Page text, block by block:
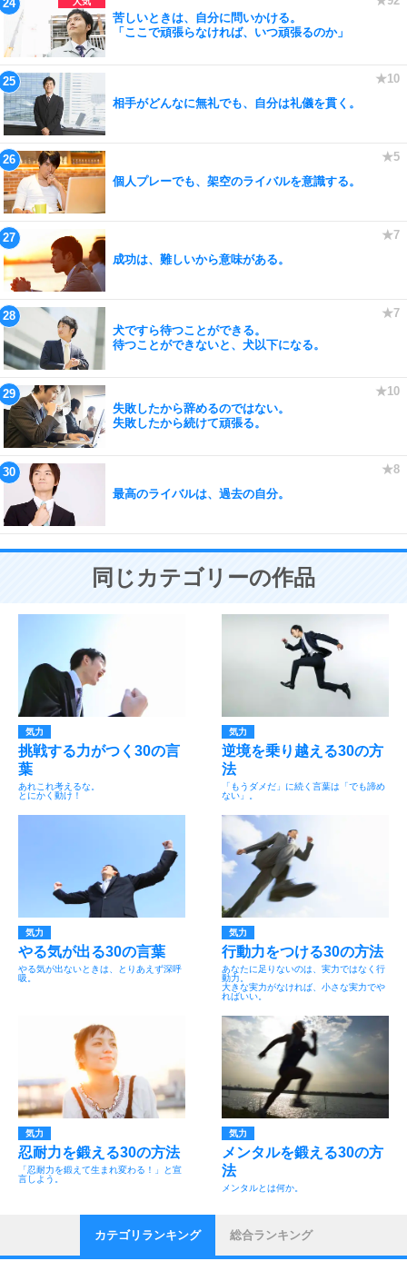
苦しいときは、自分に問いかける。
「ここで頑張らなければ、いつ頑張るのか」
相手がどんなに無礼でも、自分は礼儀を貫く。
個人プレーでも、架空のライバルを意識する。
成功は、難しいから意味がある。
犬ですら待つことができる。
待つことができないと、犬以下になる。
失敗したから辞めるのではない。
失敗したから続けて頑張る。
最高のライバルは、過去の自分。
同じカテゴリーの作品
気力
挑戦する力がつく30の言
葉
あれこれ考えるな。
とにかく動け！
気力
逆境を乗り越える30の方
法
「もうダメだ」に続く言葉は「でも諦め
ない」。
気力
やる気が出る30の言葉
やる気が出ないときは、とりあえず深呼
吸。
気力
行動力をつける30の方法
あなたに足りないのは、実力ではなく行
動力。
大きな実力がなければ、小さな実力でや
ればいい。
気力
忍耐力を鍛える30の方法
「忍耐力を鍛えて生まれ変わる！」と宣
言しよう。
気力
メンタルを鍛える30の方
法
メンタルとは何か。
カテゴリランキング 総合ランキング